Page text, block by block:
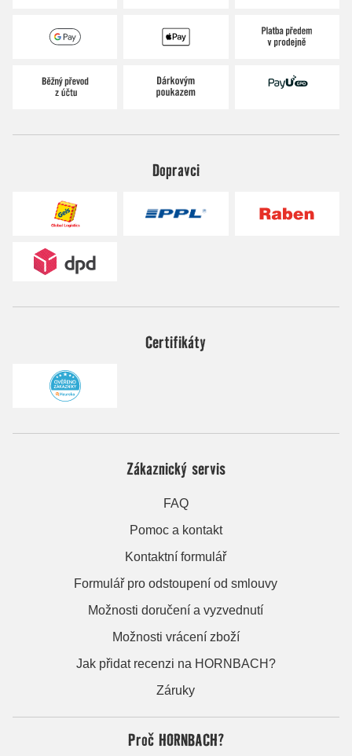
Dopravci
Certifikáty
Zákaznický servis
FAQ
Pomoc a kontakt
Kontaktní formulář
Formulář pro odstoupení od smlouvy
Možnosti doručení a vyzvednutí
Možnosti vrácení zboží
Jak přidat recenzi na HORNBACH?
Záruky
Proč HORNBACH?